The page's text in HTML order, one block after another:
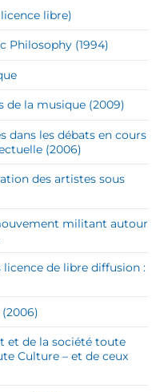
libre)
Philosophy (1994)
de la musique (2009)
dans les débats en cours
(2006)
des artistes sous
militant autour
de libre diffusion :
et de la société toute
Culture – et de ceux